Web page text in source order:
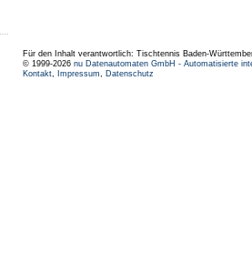
Für den Inhalt verantwortlich: Tischtennis Baden-
© 1999-2026 nu Datenautomaten GmbH - Automatisierte
Kontakt, Impressum, Datenschutz